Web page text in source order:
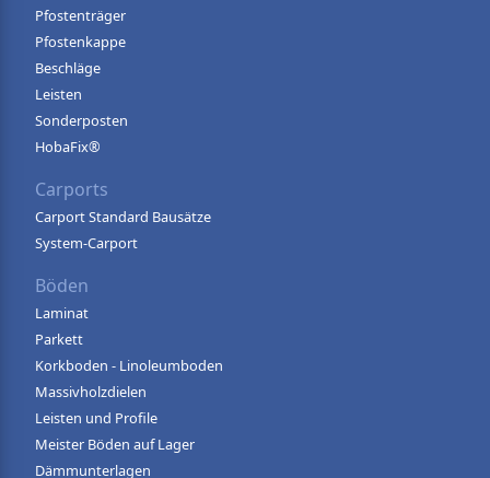
Pfostenträger
Pfostenkappe
Beschläge
Leisten
Sonderposten
HobaFix®
Carports
Carport Standard Bausätze
System-Carport
Böden
Laminat
Parkett
Korkboden - Linoleumboden
Massivholzdielen
Leisten und Profile
Meister Böden auf Lager
Dämmunterlagen